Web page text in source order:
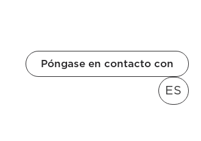
Póngase en contacto con
ES